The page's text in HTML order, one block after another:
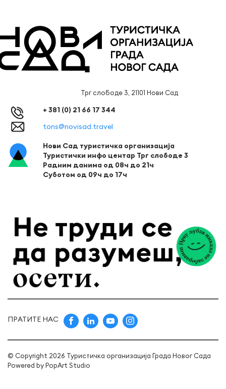
Трг слободе 3, 21101 Нови Сад
+ 381 (0) 21 66 17 344
tons@novisad.travel
Нови Сад туристичка организација
Туристички инфо центар Трг слободе 3
Радним данима од 08ч до 21ч
Суботом од 09ч до 17ч
ПРАТИТЕ НАС
© Copyright 2026 Туристичка организација Града Новог Сада
Powered byPopArt Studio